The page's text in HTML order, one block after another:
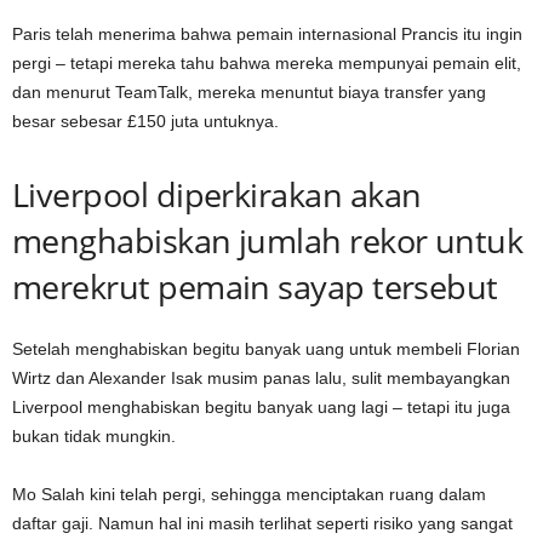
Paris telah menerima bahwa pemain internasional Prancis itu ingin
pergi – tetapi mereka tahu bahwa mereka mempunyai pemain elit,
dan menurut TeamTalk, mereka menuntut biaya transfer yang
besar sebesar £150 juta untuknya.
Liverpool diperkirakan akan
menghabiskan jumlah rekor untuk
merekrut pemain sayap tersebut
Setelah menghabiskan begitu banyak uang untuk membeli Florian
Wirtz dan Alexander Isak musim panas lalu, sulit membayangkan
Liverpool menghabiskan begitu banyak uang lagi – tetapi itu juga
bukan tidak mungkin.
Mo Salah kini telah pergi, sehingga menciptakan ruang dalam
daftar gaji. Namun hal ini masih terlihat seperti risiko yang sangat